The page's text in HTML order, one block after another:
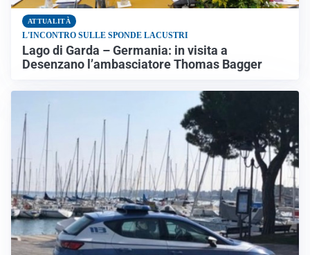
ATTUALITÀ
L'INCONTRO SULLE SPONDE LACUSTRI
Lago di Garda – Germania: in visita a
Desenzano l’ambasciatore Thomas Bagger